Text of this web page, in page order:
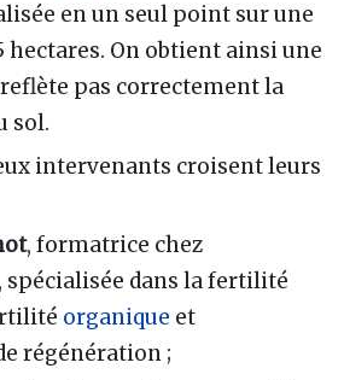
en un seul point sur une
hectares. On obtient ainsi une
pas correctement la
sol.
intervenants croisent leurs
, formatrice chez
, spécialisée dans la fertilité
organique et
régénération ;